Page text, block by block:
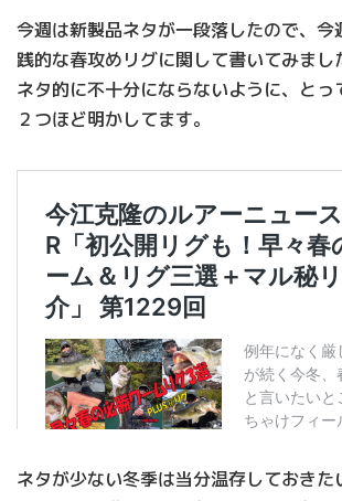
今週は新製品ネタが一段落したので、今
践的な春攻めリグに関して書いてみまし
ネタ的に不十分にならないように、とっ
２つほど明かしてます。
ネタが少ない冬季は当分温存しておきた